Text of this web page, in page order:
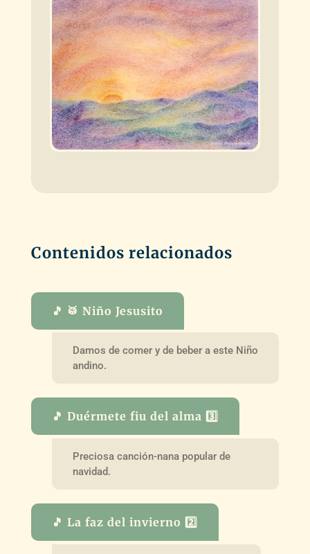
Contenidos relacionados
🎵 🥁 Niño Jesusito
Damos de comer y de beber a este Niño
andino.
🎵 Duérmete fiu del alma 3️⃣
Preciosa canción-nana popular de
navidad.
🎵 La faz del invierno 2️⃣